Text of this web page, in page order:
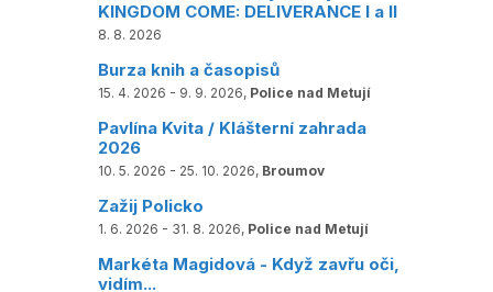
KINGDOM COME: DELIVERANCE I a II
8. 8. 2026
Burza knih a časopisů
15. 4. 2026 - 9. 9. 2026, Police nad Metují
Pavlína Kvita / Klášterní zahrada
2026
10. 5. 2026 - 25. 10. 2026, Broumov
Zažij Policko
1. 6. 2026 - 31. 8. 2026, Police nad Metují
Markéta Magidová - Když zavřu oči,
vidím...